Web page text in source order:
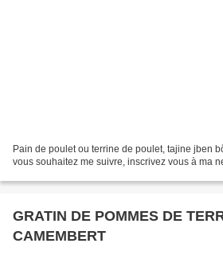
Pain de poulet ou terrine de poulet, tajine jben
vous souhaitez me suivre, inscrivez vous à ma
GRATIN DE POMMES DE
CAMEMBERT